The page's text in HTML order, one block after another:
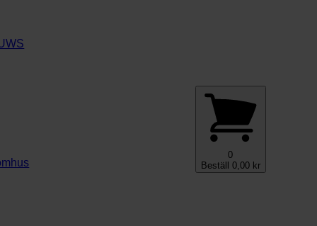
0
Beställ 0,00 kr